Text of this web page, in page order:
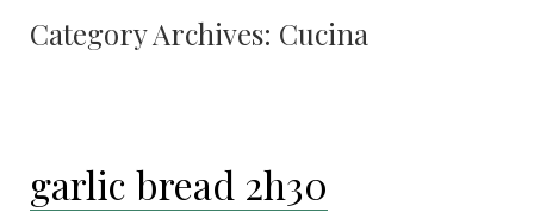
Category Archives: Cucina
garlic bread 2h30